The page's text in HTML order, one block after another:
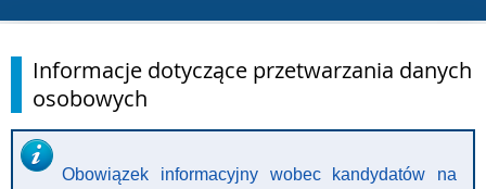
Informacje dotyczące przetwarzania danych
osobowych
Obowiązek informacyjny wobec kandydatów na